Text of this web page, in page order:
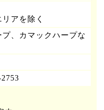
アを除く
プ、カマックハープな